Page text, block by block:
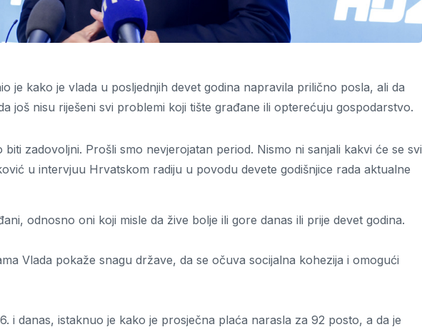
je kako je vlada u posljednjih devet godina napravila prilično posla, ali da
još nisu riješeni svi problemi koji tište građane ili opterećuju gospodarstvo.
zadovoljni. Prošli smo nevjerojatan period. Nismo ni sanjali kakvi će se svi
u intervjuu Hrvatskom radiju u povodu devete godišnjice rada aktualne
odnosno oni koji misle da žive bolje ili gore danas ili prije devet godina.
Vlada pokaže snagu države, da se očuva socijalna kohezija i omogući
i danas, istaknuo je kako je prosječna plaća narasla za 92 posto, a da je